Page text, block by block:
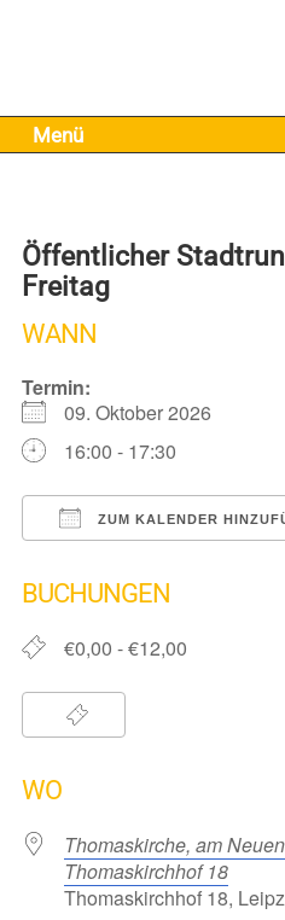
Menü
Öffentlicher
Freitag
WANN
Termin:
09. Oktober 2026
16:00 - 17:30
ZUM KALENDER
BUCHUNGEN
€0,00 - €12,00
WO
Thomaskirche, am
Thomaskirchhof 18
Thomaskirchhof 18,